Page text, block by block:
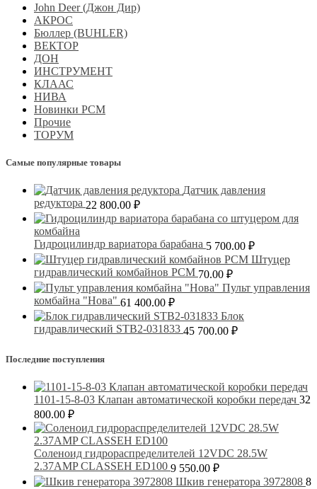
John Deer (Джон Дир)
АКРОС
Бюллер (BUHLER)
ВЕКТОР
ДОН
ИНСТРУМЕНТ
КЛААС
НИВА
Новинки РСМ
Прочие
ТОРУМ
Самые популярные товары
Датчик давления
редуктора 22 800.00 ₽
Гидроцилиндр вариатора барабана 5 700.00 ₽
Штуцер
гидравлический комбайнов РСМ 70.00 ₽
Пульт управления
комбайна "Нова" 61 400.00 ₽
Блок
гидравлический STB2-031833 45 700.00 ₽
Последние поступления
1101-15-8-03 Клапан автоматической коробки передач 32
800.00 ₽
Соленоид гидрораспределителей 12VDC 28.5W
2.37AMP CLASSEH ED100 9 550.00 ₽
Шкив генератора 3972808 8